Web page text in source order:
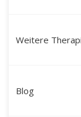
Weitere
Blog